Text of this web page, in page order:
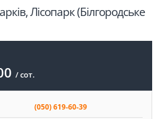
Лісопарк (Білгородське
/ сот.
(050) 619-60-39